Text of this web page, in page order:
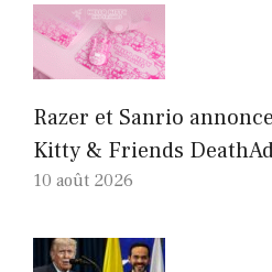
Razer et Sanrio
Kitty & Friends
10 août 2026